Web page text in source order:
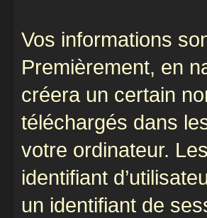
Vos informations
Premièrement, en
créera un certain
téléchargés dans
votre ordinateur.
identifiant
un identifiant de